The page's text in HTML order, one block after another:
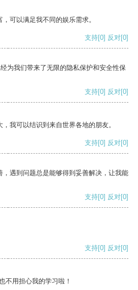
可以满足我不同的娱乐需求。
支持[0] 反对[0]
为我们带来了无限的隐私保护和安全性保
支持[0] 反对[0]
我可以结识到来自世界各地的朋友。
支持[0] 反对[0]
，遇到问题总是能够得到妥善解决，让我能
支持[0] 反对[0]
支持[0] 反对[0]
不用担心我的学习啦！